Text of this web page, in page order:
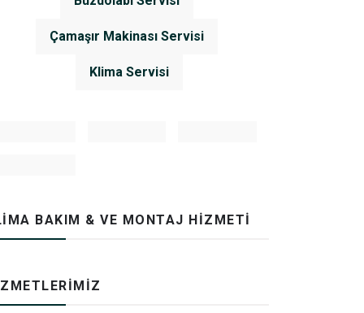
Çamaşır Makinası Servisi
Klima Servisi
BAKIM & VE MONTAJ HIZMETI